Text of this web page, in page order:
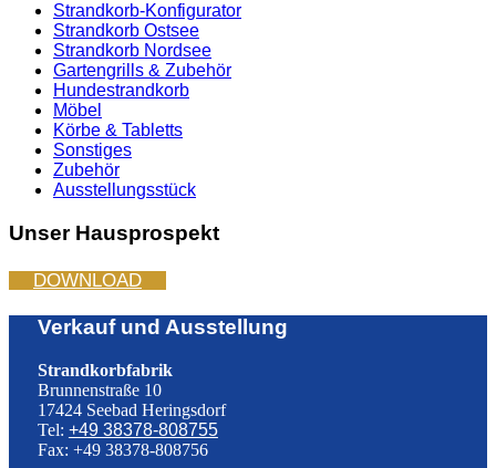
Strandkorb-Konfigurator
Strandkorb Ostsee
Strandkorb Nordsee
Gartengrills & Zubehör
Hundestrandkorb
Möbel
Körbe & Tabletts
Sonstiges
Zubehör
Ausstellungsstück
Unser Hausprospekt
DOWNLOAD
Verkauf und Ausstellung
Strandkorbfabrik
Brunnenstraße 10
17424 Seebad Heringsdorf
Tel: +49 38378-808755
Fax: +49 38378-808756